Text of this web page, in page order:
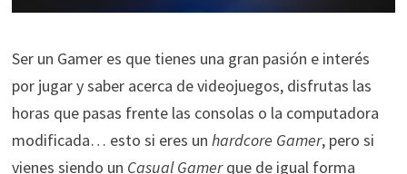
Ser un Gamer es que tienes una gran pasión e interés
por jugar y saber acerca de videojuegos, disfrutas las
horas que pasas frente las consolas o la computadora
modificada… esto si eres un hardcore Gamer, pero si
vienes siendo un Casual Gamerque de igual forma